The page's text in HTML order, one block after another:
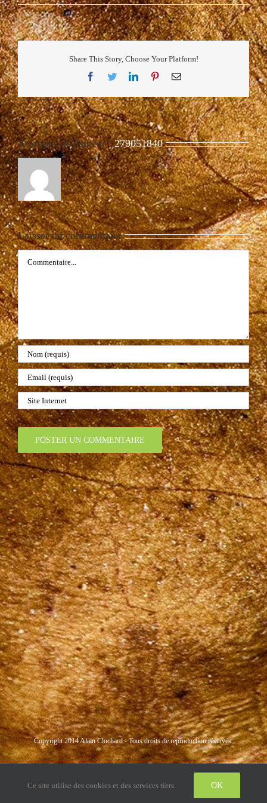
Share This Story, Choose Your Platform!
Facebook
TwitterLinkedInPinterestEmail
À propos de l'auteur :279051840
Laisser un commentaire
Commentaire
Copyright 2014 Alain Clochard - Tous droits de reproduction réservés.
InstagramLinkedInTwitter
Ce site utilise des cookies et des services tiers. OK